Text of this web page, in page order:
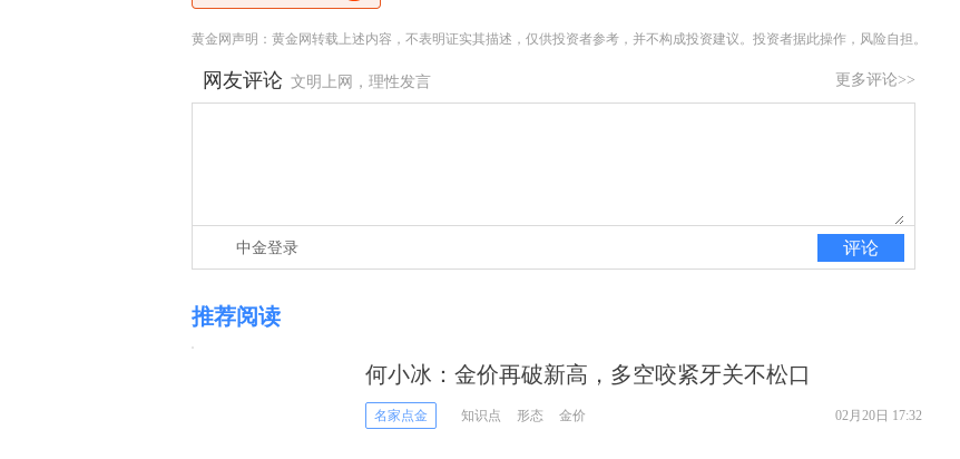
黄金网声明：黄金网转载上述内容，不表明证实其描述，仅供投资者参考，并不构成投资建议。投资者据此操作，风险自担。
更多评论>>
网友评论 文明上网，理性发言
评论
中金登录
推荐阅读
何小冰：金价再破新高，多空咬紧牙关不松口
名家点金 知识点 形态 金价 02月20日 17:32